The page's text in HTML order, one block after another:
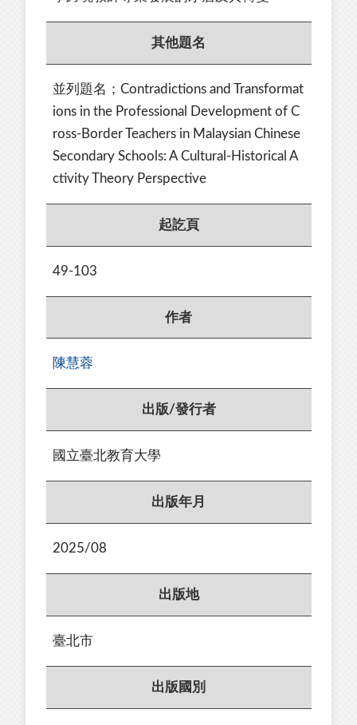
其他題名
並列題名；Contradictions and Transformat
ions in the Professional Development of C
ross-Border Teachers in Malaysian Chinese
Secondary Schools: A Cultural-Historical A
ctivity Theory Perspective
起訖頁
49-103
作者
陳慧蓉
出版/發行者
國立臺北教育大學
出版年月
2025/08
出版地
臺北市
出版國別